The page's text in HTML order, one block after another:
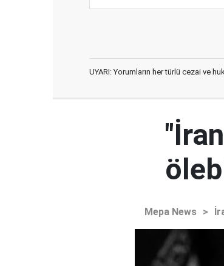
UYARI: Yorumların her türlü cezai ve
Mepa News >